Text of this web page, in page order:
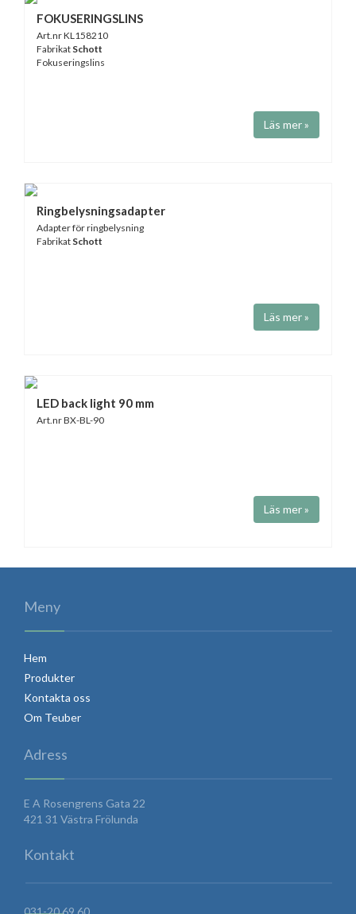
FOKUSERINGSLINS
Art.nr KL158210
Fabrikat Schott
Fokuseringslins
Läs mer »
Ringbelysningsadapter
Adapter för ringbelysning
Fabrikat Schott
Läs mer »
LED back light 90 mm
Art.nr BX-BL-90
Läs mer »
Meny
Hem
Produkter
Kontakta oss
Om Teuber
Adress
E A Rosengrens Gata 22
421 31 Västra Frölunda
Kontakt
031-20 69 60